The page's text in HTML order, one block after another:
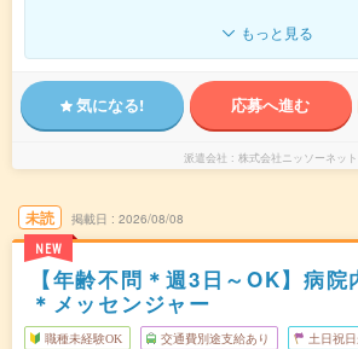
もっと見る
気になる! 応募へ進む
派遣会社 株式会社ニッソーネット
未読
NEW
掲載日 2026/08/08
【年齢不問＊週3日～OK】病
＊メッセンジャー
職種未経験OK 交通費別途支給あり 土日祝